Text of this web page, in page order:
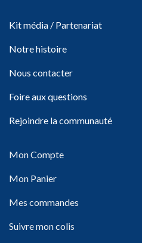
Kit média / Partenariat
Notre histoire
Nous contacter
Foire aux questions
Rejoindre la communauté
Mon Compte
Mon Panier
Mes commandes
Suivre mon colis